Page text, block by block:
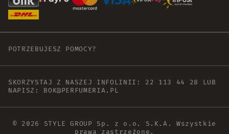
POTRZEBUJESZ POMOCY?
SKORZYSTAJ Z NASZEJ INFOLINII: 22 113 44 28
LUB
NAPISZ: BOK@PERFUMERIA.PL
© 2026 STYLE GROUP Sp. z o.o. S.K.A. Wszystkie
prawa zastrzeżone.